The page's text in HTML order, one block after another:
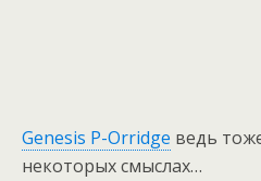
Genesis P-Orridge ведь
некоторых смыслах…